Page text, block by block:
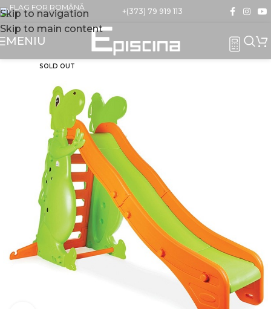
Skip to navigation
Skip to main content
+(373) 79 919 113
MENIU
SOLD OUT